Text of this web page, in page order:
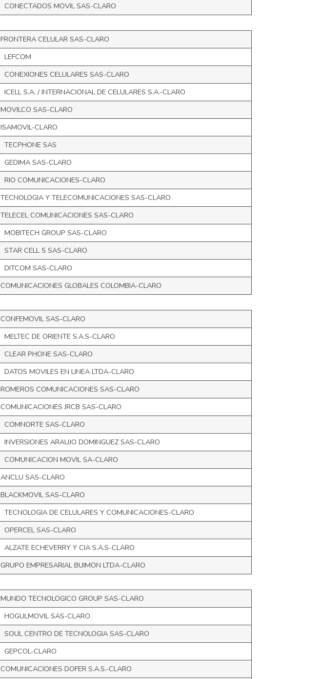
CONECTADOS MOVIL SAS-CLARO
FRONTERA CELULAR SAS-CLARO
LEFCOM
CONEXIONES CELULARES SAS-CLARO
ICELL S.A. / INTERNACIONAL DE CELULARES S.A.-CLARO
MOVILCO SAS-CLARO
ISAMOVIL-CLARO
TECPHONE SAS
GEDIMA SAS-CLARO
RIO COMUNICACIONES-CLARO
TECNOLOGIA Y TELECOMUNICACIONES SAS-CLARO
TELECEL COMUNICACIONES SAS-CLARO
MOBITECH GROUP SAS-CLARO
STAR CELL 5 SAS-CLARO
DITCOM SAS-CLARO
COMUNICACIONES GLOBALES COLOMBIA-CLARO
CONFEMOVIL SAS-CLARO
MELTEC DE ORIENTE S.A.S-CLARO
CLEAR PHONE SAS-CLARO
DATOS MOVILES EN LINEA LTDA-CLARO
ROMEROS COMUNICACIONES SAS-CLARO
COMUNICACIONES JRCB SAS-CLARO
COMNORTE SAS-CLARO
INVERSIONES ARAUJO DOMINGUEZ SAS-CLARO
COMUNICACION MOVIL SA-CLARO
ANCLU SAS-CLARO
BLACKMOVIL SAS-CLARO
TECNOLOGIA DE CELULARES Y COMUNICACIONES-CLARO
OPERCEL SAS-CLARO
ALZATE ECHEVERRY Y CIA S.A.S-CLARO
GRUPO EMPRESARIAL BUIMON LTDA-CLARO
MUNDO TECNOLOGICO GROUP SAS-CLARO
HOGULMOVIL SAS-CLARO
SOUL CENTRO DE TECNOLOGIA SAS-CLARO
GEPCOL-CLARO
COMUNICACIONES DOFER S.A.S.-CLARO